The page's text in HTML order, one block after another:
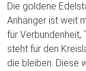
Die goldene
Anhänger ist weit
für Verbundenheit,
steht für den
die bleiben. Diese